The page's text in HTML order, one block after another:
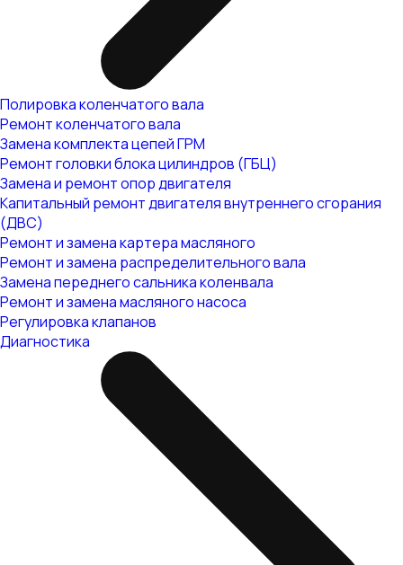
Полировка коленчатого вала
Ремонт коленчатого вала
Замена комплекта цепей ГРМ
Ремонт головки блока цилиндров (ГБЦ)
Замена и ремонт опор двигателя
Капитальный ремонт двигателя внутреннего сгорания
(ДВС)
Ремонт и замена картера масляного
Ремонт и замена распределительного вала
Замена переднего сальника коленвала
Ремонт и замена масляного насоса
Регулировка клапанов
Диагностика